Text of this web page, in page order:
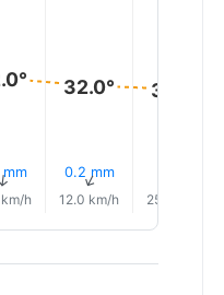
h
32.0°
0.2 mm
↑
12.0 km/h
32.0°
25.0 km/h